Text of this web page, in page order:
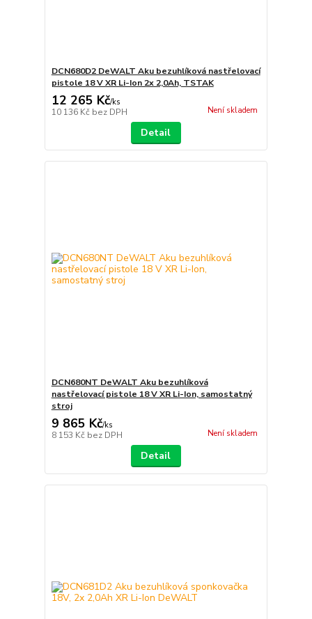
DCN680D2 DeWALT Aku bezuhlíková nastřelovací
pistole 18 V XR Li-Ion 2x 2,0Ah, TSTAK
12 265 Kč/ks
10 136 Kč bez DPH Není skladem
Detail
DCN680NT DeWALT Aku bezuhlíková
nastřelovací pistole 18 V XR Li-Ion, samostatný
stroj
9 865 Kč/ks
8 153 Kč bez DPH Není skladem
Detail